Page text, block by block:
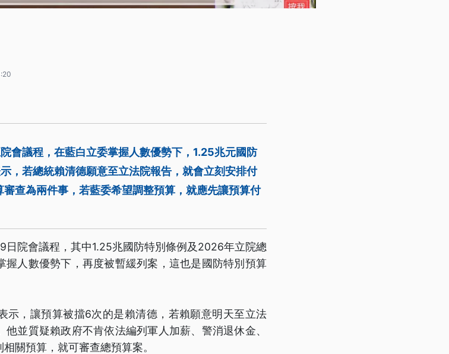
會議程，在藍白立委掌握人數優勢下，1.25兆元國防
，若總統賴清德願意至立法院報告，就會立刻安排付
查為兩件事，若藍委希望調整預算，就應先讓預算付
日院會議程，其中1.25兆國防特別條例及2026年立院總
握人數優勢下，再度被暫緩列案，這也是國防特別預算
示，讓預算被擋6次的是賴清德，若賴願意明天至立法
並質疑賴政府不肯依法編列軍人加薪、警消退休金、
關預算，就可審查總預算案。